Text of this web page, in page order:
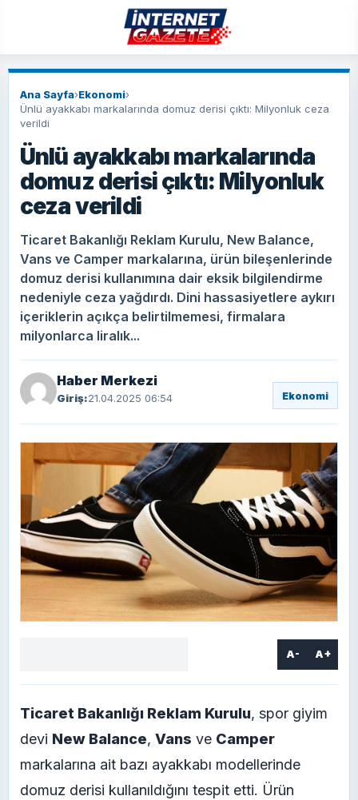
Ana Sayfa›Ekonomi›
Ünlü ayakkabı markalarında domuz derisi çıktı: Milyonluk ceza
verildi
Ünlü ayakkabı markalarında
domuz derisi çıktı: Milyonluk
ceza verildi
Ticaret Bakanlığı Reklam Kurulu, New Balance,
Vans ve Camper markalarına, ürün bileşenlerinde
domuz derisi kullanımına dair eksik bilgilendirme
nedeniyle ceza yağdırdı. Dini hassasiyetlere aykırı
içeriklerin açıkça belirtilmemesi, firmalara
milyonlarca liralık...
Haber Merkezi
Giriş:21.04.2025 06:54 Ekonomi
A- A+
Ticaret Bakanlığı Reklam Kurulu, spor giyim
devi New Balance, Vans ve Camper
markalarına ait bazı ayakkabı modellerinde
domuz derisi kullanıldığını tespit etti. Ürün